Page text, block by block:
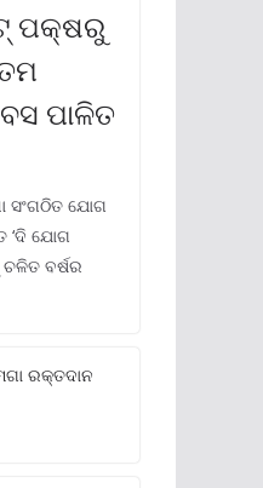
ପକ୍ଷରୁ
ପାଳିତ
ସଂଗଠିତ ଯୋଗ
‘ଦି ଯୋଗ
ବର୍ଷର
ରକ୍ତଦାନ